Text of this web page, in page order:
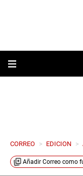
CORREO > EDICION >
Añadir Correo como